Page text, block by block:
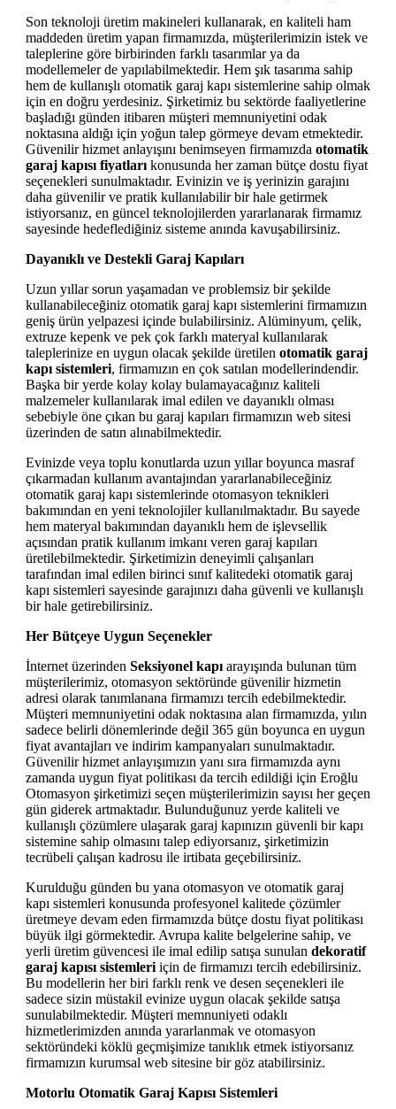
Son teknoloji üretim makineleri kullanarak, en kaliteli ham
maddeden üretim yapan firmamızda, müşterilerimizin istek ve
taleplerine göre birbirinden farklı tasarımlar ya da
modellemeler de yapılabilmektedir. Hem şık tasarıma sahip
hem de kullanışlı otomatik garaj kapı sistemlerine sahip olmak
için en doğru yerdesiniz. Şirketimiz bu sektörde faaliyetlerine
başladığı günden itibaren müşteri memnuniyetini odak
noktasına aldığı için yoğun talep görmeye devam etmektedir.
Güvenilir hizmet anlayışını benimseyen firmamızda otomatik
garaj kapısı fiyatları konusunda her zaman bütçe dostu fiyat
seçenekleri sunulmaktadır. Evinizin ve iş yerinizin garajını
daha güvenilir ve pratik kullanılabilir bir hale getirmek
istiyorsanız, en güncel teknolojilerden yararlanarak firmamız
sayesinde hedeflediğiniz sisteme anında kavuşabilirsiniz.
Dayanıklı ve Destekli Garaj Kapıları
Uzun yıllar sorun yaşamadan ve problemsiz bir şekilde
kullanabileceğiniz otomatik garaj kapı sistemlerini firmamızın
geniş ürün yelpazesi içinde bulabilirsiniz. Alüminyum, çelik,
extruze kepenk ve pek çok farklı materyal kullanılarak
taleplerinize en uygun olacak şekilde üretilen otomatik garaj
kapı sistemleri, firmamızın en çok satılan modellerindendir.
Başka bir yerde kolay kolay bulamayacağınız kaliteli
malzemeler kullanılarak imal edilen ve dayanıklı olması
sebebiyle öne çıkan bu garaj kapıları firmamızın web sitesi
üzerinden de satın alınabilmektedir.
Evinizde veya toplu konutlarda uzun yıllar boyunca masraf
çıkarmadan kullanım avantajından yararlanabileceğiniz
otomatik garaj kapı sistemlerinde otomasyon teknikleri
bakımından en yeni teknolojiler kullanılmaktadır. Bu sayede
hem materyal bakımından dayanıklı hem de işlevsellik
açısından pratik kullanım imkanı veren garaj kapıları
üretilebilmektedir. Şirketimizin deneyimli çalışanları
tarafından imal edilen birinci sınıf kalitedeki otomatik garaj
kapı sistemleri sayesinde garajınızı daha güvenli ve kullanışlı
bir hale getirebilirsiniz.
Her Bütçeye Uygun Seçenekler
İnternet üzerinden Seksiyonel kapı arayışında bulunan tüm
müşterilerimiz, otomasyon sektöründe güvenilir hizmetin
adresi olarak tanımlanana firmamızı tercih edebilmektedir.
Müşteri memnuniyetini odak noktasına alan firmamızda, yılın
sadece belirli dönemlerinde değil 365 gün boyunca en uygun
fiyat avantajları ve indirim kampanyaları sunulmaktadır.
Güvenilir hizmet anlayışımızın yanı sıra firmamızda aynı
zamanda uygun fiyat politikası da tercih edildiği için Eroğlu
Otomasyon şirketimizi seçen müşterilerimizin sayısı her geçen
gün giderek artmaktadır. Bulunduğunuz yerde kaliteli ve
kullanışlı çözümlere ulaşarak garaj kapınızın güvenli bir kapı
sistemine sahip olmasını talep ediyorsanız, şirketimizin
tecrübeli çalışan kadrosu ile irtibata geçebilirsiniz.
Kurulduğu günden bu yana otomasyon ve otomatik garaj
kapı sistemleri konusunda profesyonel kalitede çözümler
üretmeye devam eden firmamızda bütçe dostu fiyat politikası
büyük ilgi görmektedir. Avrupa kalite belgelerine sahip, ve
yerli üretim güvencesi ile imal edilip satışa sunulan dekoratif
garaj kapısı sistemleri için de firmamızı tercih edebilirsiniz.
Bu modellerin her biri farklı renk ve desen seçenekleri ile
sadece sizin müstakil evinize uygun olacak şekilde satışa
sunulabilmektedir. Müşteri memnuniyeti odaklı
hizmetlerimizden anında yararlanmak ve otomasyon
sektöründeki köklü geçmişimize tanıklık etmek istiyorsanız
firmamızın kurumsal web sitesine bir göz atabilirsiniz.
Motorlu Otomatik Garaj Kapısı Sistemleri